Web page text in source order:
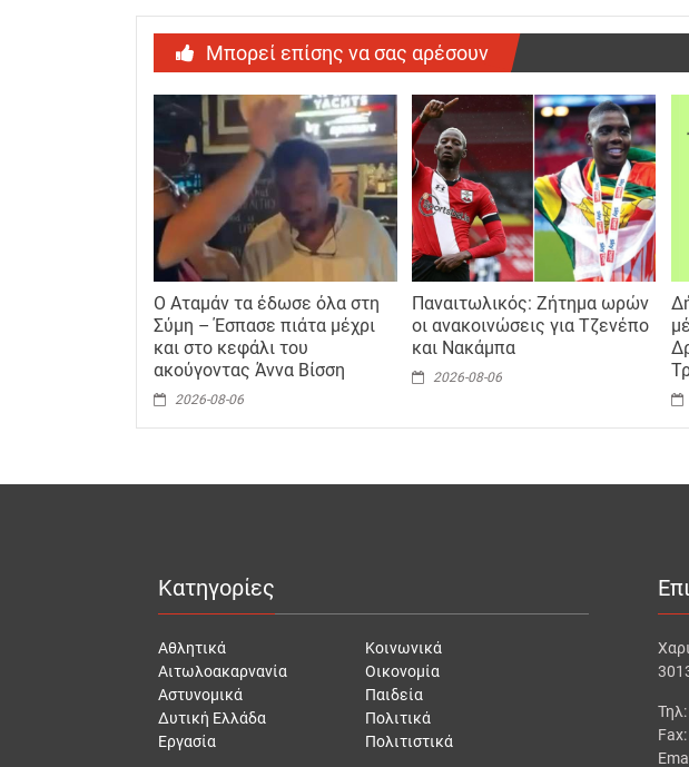
Μπορεί επίσης να σας αρέσουν
Ο Αταμάν τα έδωσε όλα στη
Σύμη – Έσπασε πιάτα μέχρι
και στο κεφάλι του
ακούγοντας Άννα Βίσση
2026-08-06
Παναιτωλικός: Ζήτημα ωρών
οι ανακοινώσεις για Τζενέπο
και Νακάμπα
2026-08-06
Κατηγορίες
Αθλητικά
Αιτωλοακαρνανία
Αστυνομικά
Δυτική Ελλάδα
Εργασία
Κοινωνικά
Οικονομία
Παιδεία
Πολιτικά
Πολιτιστικά